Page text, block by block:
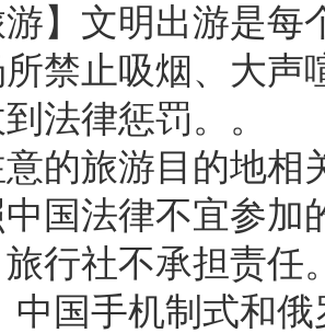
游】文明出游是
禁止吸烟、大声
法律惩罚。。
的旅游目的地相
国法律不宜参加
行社不承担责任
中国手机制式和